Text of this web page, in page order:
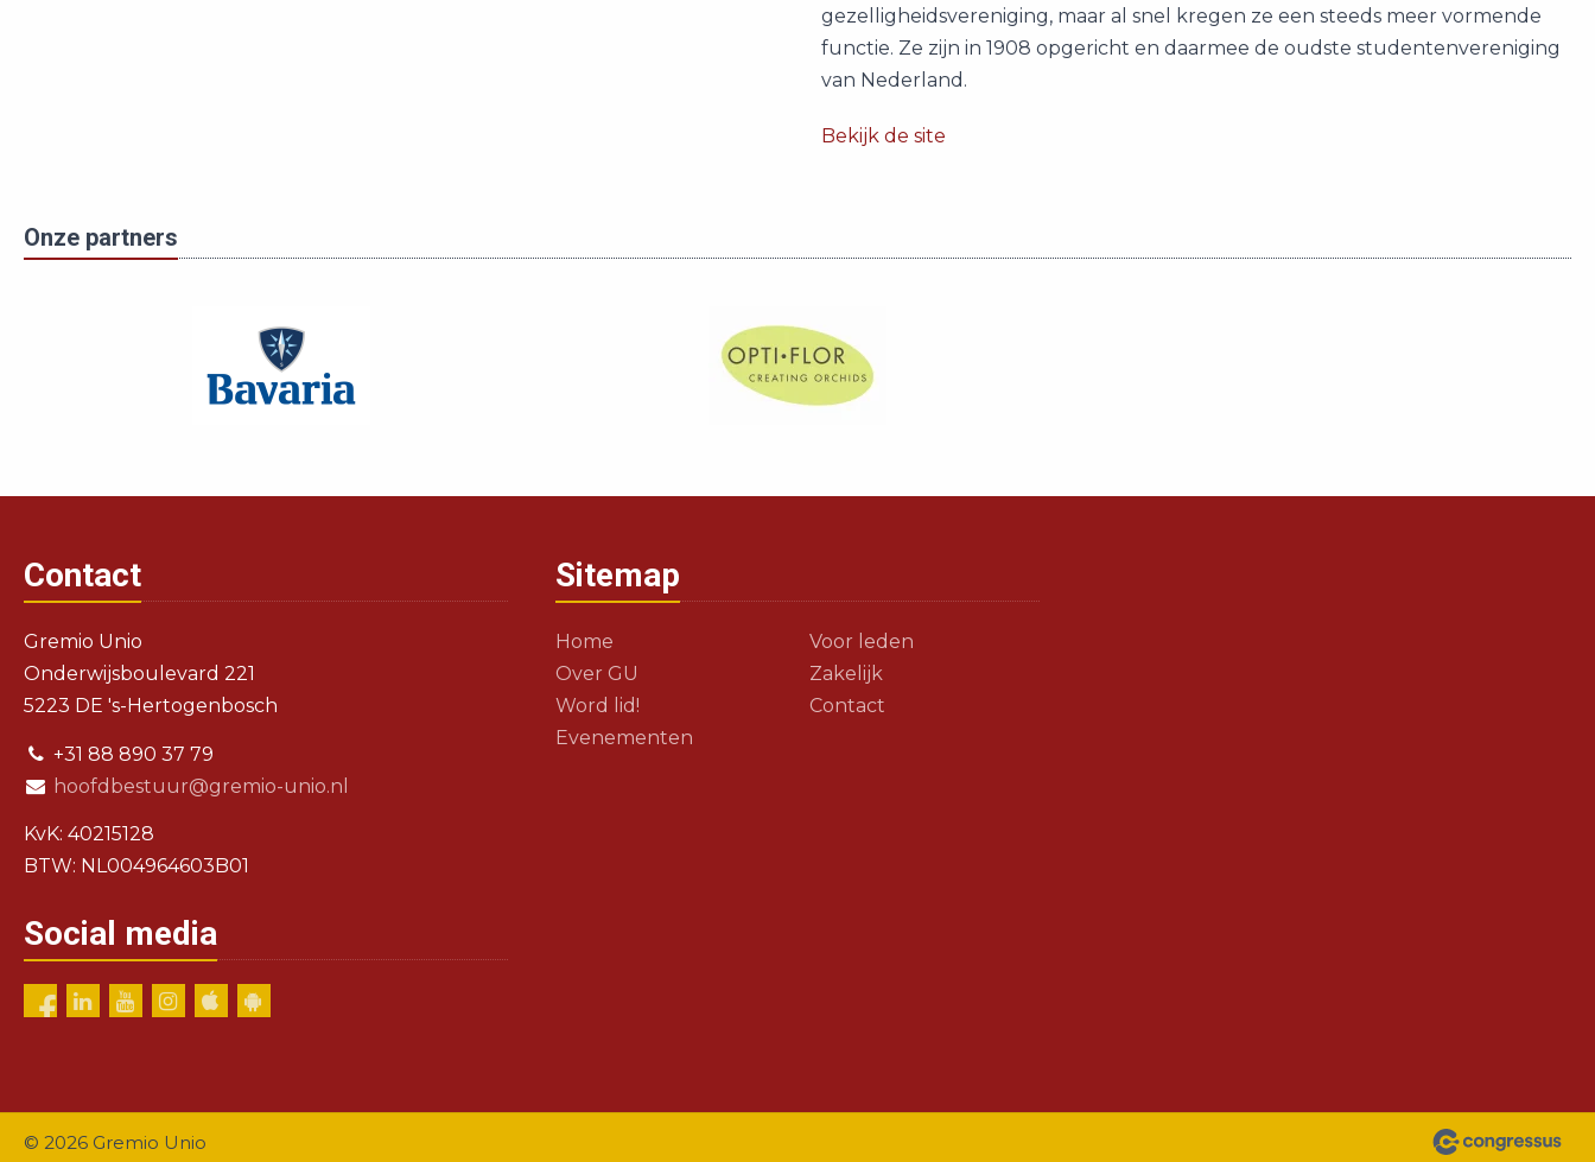
gezelligheidsvereniging, maar al snel kregen ze een steeds meer vormende
functie. Ze zijn in 1908 opgericht en daarmee de oudste studentenvereniging
van Nederland.
Bekijk de site
Onze partners
Contact
Gremio Unio
Onderwijsboulevard 221
5223 DE 's-Hertogenbosch
+31 88 890 37 79
hoofdbestuur@gremio-unio.nl
KvK: 40215128
BTW: NL004964603B01
Social media
Sitemap
Home
Over GU
Word lid!
Evenementen
Voor leden
Zakelijk
Contact
© 2026 Gremio Unio